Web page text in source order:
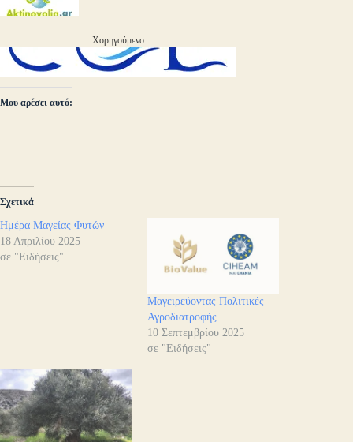
Χορηγούμενο
Μου αρέσει αυτό:
Σχετικά
Ημέρα Μαγείας Φυτών
18 Απριλίου 2025
σε "Ειδήσεις"
Μαγειρεύοντας Πολιτικές
Αγροδιατροφής
10 Σεπτεμβρίου 2025
σε "Ειδήσεις"